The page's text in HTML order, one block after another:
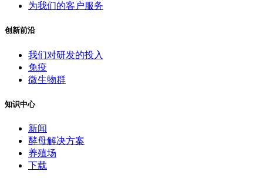
为我们的客户服务
创新前沿
我们对研发的投入
免疫
微生物群
知识中心
新闻
酵母解决方案
养殖场
下载